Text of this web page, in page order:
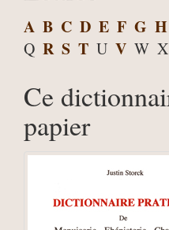
A B C D E F G H
Q R S T U V W X
Ce
papier